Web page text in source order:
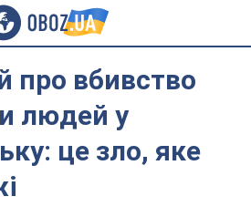
про вбивство
людей у
це зло, яке